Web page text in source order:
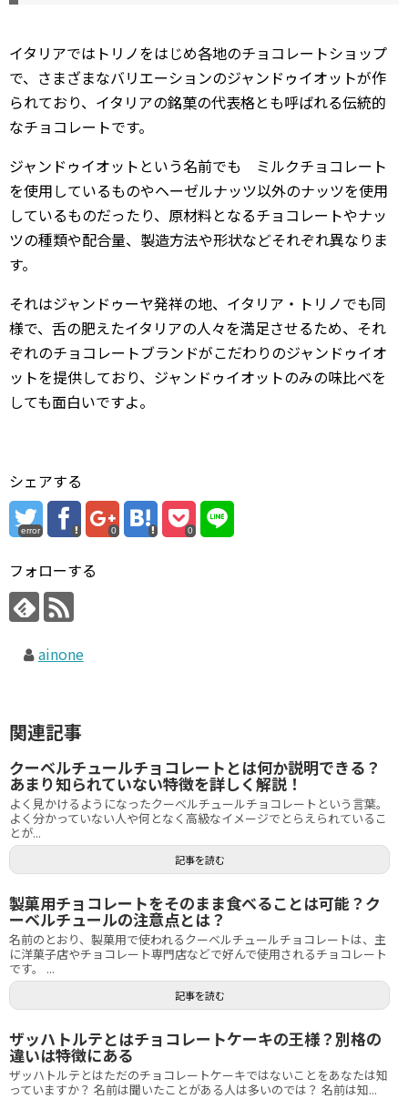
イタリアではトリノをはじめ各地のチョコレートショップ
で、さまざまなバリエーションのジャンドゥイオットが作
られており、イタリアの銘菓の代表格とも呼ばれる伝統的
なチョコレートです。
ジャンドゥイオットという名前でも ミルクチョコレート
を使用しているものやヘーゼルナッツ以外のナッツを使用
しているものだったり、原材料となるチョコレートやナッ
ツの種類や配合量、製造方法や形状などそれぞれ異なりま
す。
それはジャンドゥーヤ発祥の地、イタリア・トリノでも同
様で、舌の肥えたイタリアの人々を満足させるため、それ
ぞれのチョコレートブランドがこだわりのジャンドゥイオ
ットを提供しており、ジャンドゥイオットのみの味比べを
しても面白いですよ。
シェアする
error 0 0
フォローする
ainone
関連記事
クーベルチュールチョコレートとは何か説明できる？
あまり知られていない特徴を詳しく解説！
よく見かけるようになったクーベルチュールチョコレートという言葉。
よく分かっていない人や何となく高級なイメージでとらえられているこ
とが...
記事を読む
製菓用チョコレートをそのまま食べることは可能？ク
ーベルチュールの注意点とは？
名前のとおり、製菓用で使われるクーベルチュールチョコレートは、主
に洋菓子店やチョコレート専門店などで好んで使用されるチョコレート
です。 ...
記事を読む
ザッハトルテとはチョコレートケーキの王様？別格の
違いは特徴にある
ザッハトルテとはただのチョコレートケーキではないことをあなたは知
っていますか？ 名前は聞いたことがある人は多いのでは？ 名前は知...